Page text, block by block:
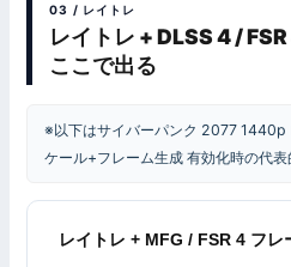
03 / レイトレ
レイトレ + DLSS 4 /
ここで出る
※以下はサイバーパンク 2077 1440p
ケール+フレーム生成 有効化時の代表
レイトレ + MFG / FSR 4 フ